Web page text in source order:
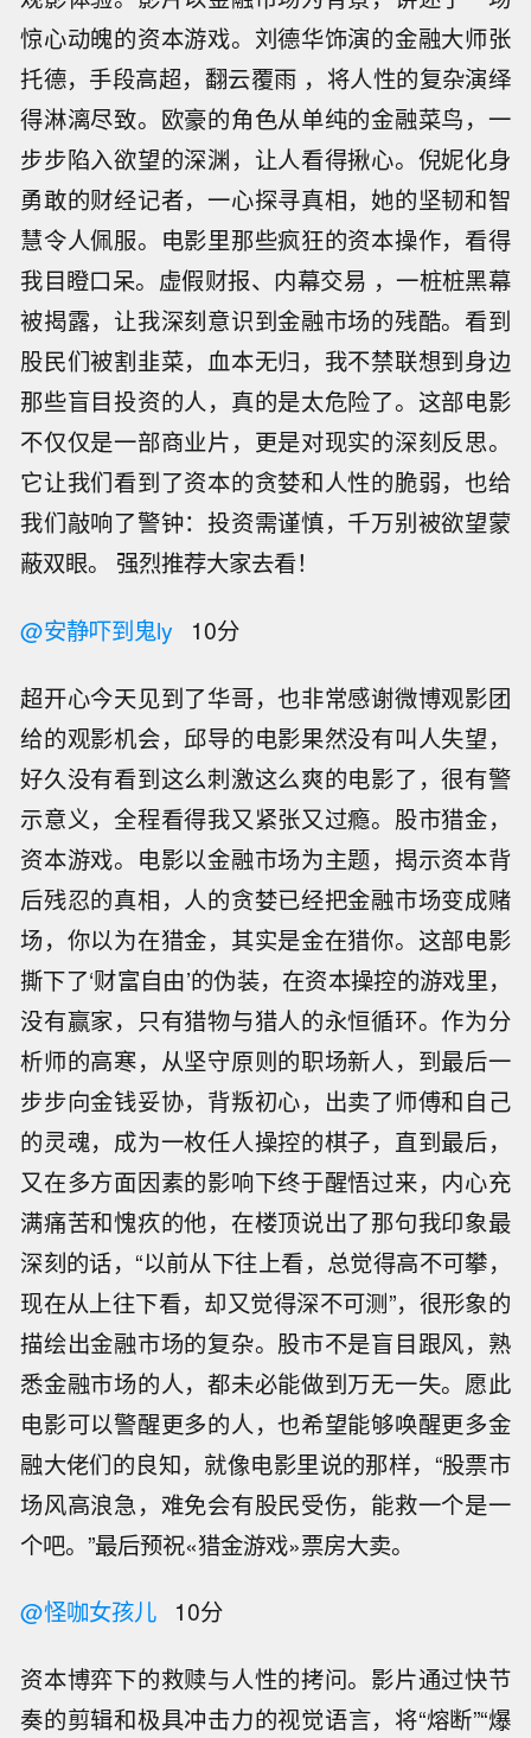
惊心动魄的资本游戏。刘德华饰演的金融大师张
托德，手段高超，翻云覆雨 ，将人性的复杂演绎
得淋漓尽致。欧豪的角色从单纯的金融菜鸟，一
步步陷入欲望的深渊，让人看得揪心。倪妮化身
勇敢的财经记者，一心探寻真相，她的坚韧和智
慧令人佩服。电影里那些疯狂的资本操作，看得
我目瞪口呆。虚假财报、内幕交易 ，一桩桩黑幕
被揭露，让我深刻意识到金融市场的残酷。看到
股民们被割韭菜，血本无归，我不禁联想到身边
那些盲目投资的人，真的是太危险了。这部电影
不仅仅是一部商业片，更是对现实的深刻反思。
它让我们看到了资本的贪婪和人性的脆弱，也给
我们敲响了警钟：投资需谨慎，千万别被欲望蒙
蔽双眼。 强烈推荐大家去看！
@安静吓到鬼ly 10分
超开心今天见到了华哥，也非常感谢微博观影团
给的观影机会，邱导的电影果然没有叫人失望，
好久没有看到这么刺激这么爽的电影了，很有警
示意义，全程看得我又紧张又过瘾。股市猎金，
资本游戏。电影以金融市场为主题，揭示资本背
后残忍的真相，人的贪婪已经把金融市场变成赌
场，你以为在猎金，其实是金在猎你。这部电影
撕下了‘财富自由’的伪装，在资本操控的游戏里，
没有赢家，只有猎物与猎人的永恒循环。作为分
析师的高寒，从坚守原则的职场新人，到最后一
步步向金钱妥协，背叛初心，出卖了师傅和自己
的灵魂，成为一枚任人操控的棋子，直到最后，
又在多方面因素的影响下终于醒悟过来，内心充
满痛苦和愧疚的他，在楼顶说出了那句我印象最
深刻的话，“以前从下往上看，总觉得高不可攀，
现在从上往下看，却又觉得深不可测”，很形象的
描绘出金融市场的复杂。股市不是盲目跟风，熟
悉金融市场的人，都未必能做到万无一失。愿此
电影可以警醒更多的人，也希望能够唤醒更多金
融大佬们的良知，就像电影里说的那样，“股票市
场风高浪急，难免会有股民受伤，能救一个是一
个吧。”最后预祝«猎金游戏»票房大卖。
@怪咖女孩儿 10分
资本博弈下的救赎与人性的拷问。影片通过快节
奏的剪辑和极具冲击力的视觉语言，将“熔断”“爆